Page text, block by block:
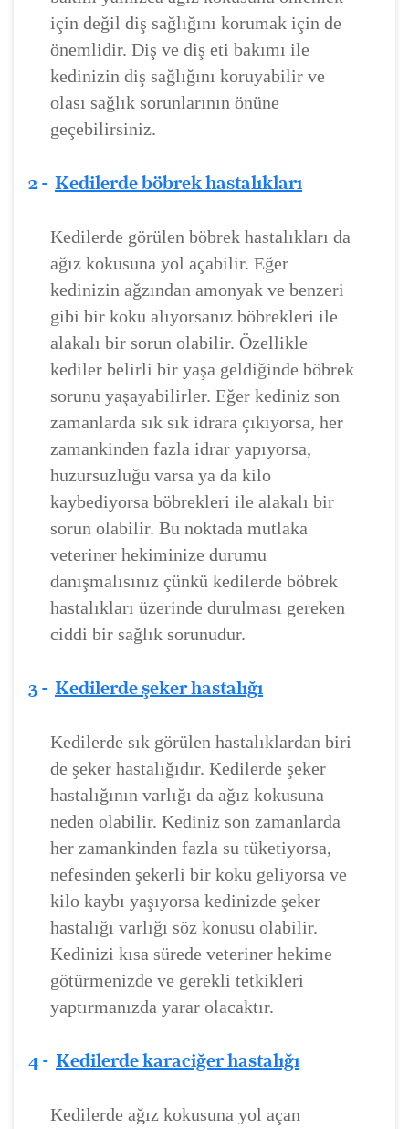
için değil diş sağlığını korumak için de
önemlidir. Diş ve diş eti bakımı ile
kedinizin diş sağlığını koruyabilir ve
olası sağlık sorunlarının önüne
geçebilirsiniz.
2 - Kedilerde böbrek hastalıkları
Kedilerde görülen böbrek hastalıkları da
ağız kokusuna yol açabilir. Eğer
kedinizin ağzından amonyak ve benzeri
gibi bir koku alıyorsanız böbrekleri ile
alakalı bir sorun olabilir. Özellikle
kediler belirli bir yaşa geldiğinde böbrek
sorunu yaşayabilirler. Eğer kediniz son
zamanlarda sık sık idrara çıkıyorsa, her
zamankinden fazla idrar yapıyorsa,
huzursuzluğu varsa ya da kilo
kaybediyorsa böbrekleri ile alakalı bir
sorun olabilir. Bu noktada mutlaka
veteriner hekiminize durumu
danışmalısınız çünkü kedilerde böbrek
hastalıkları üzerinde durulması gereken
ciddi bir sağlık sorunudur.
3 - Kedilerde şeker hastalığı
Kedilerde sık görülen hastalıklardan biri
de şeker hastalığıdır. Kedilerde şeker
hastalığının varlığı da ağız kokusuna
neden olabilir. Kediniz son zamanlarda
her zamankinden fazla su tüketiyorsa,
nefesinden şekerli bir koku geliyorsa ve
kilo kaybı yaşıyorsa kedinizde şeker
hastalığı varlığı söz konusu olabilir.
Kedinizi kısa sürede veteriner hekime
götürmenizde ve gerekli tetkikleri
yaptırmanızda yarar olacaktır.
4 - Kedilerde karaciğer hastalığı
Kedilerde ağız kokusuna yol açan